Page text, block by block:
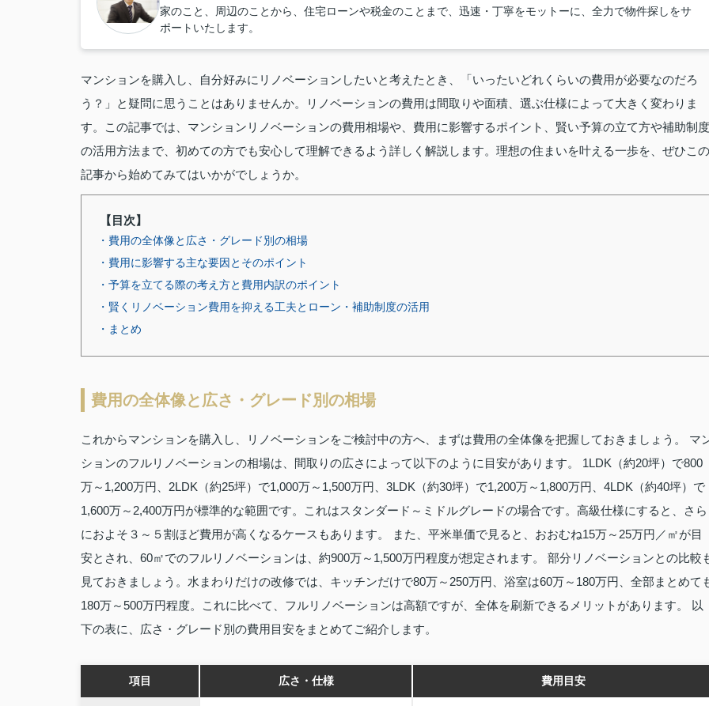
家のこと、周辺のことから、住宅ローンや税金のことまで、迅速・丁寧をモットーに、全力で物件探しをサ
ポートいたします。
マンションを購入し、自分好みにリノベーションしたいと考えたとき、「いったいどれくらいの費用が必要なのだろ
う？」と疑問に思うことはありませんか。リノベーションの費用は間取りや面積、選ぶ仕様によって大きく変わりま
す。この記事では、マンションリノベーションの費用相場や、費用に影響するポイント、賢い予算の立て方や補助制度
の活用方法まで、初めての方でも安心して理解できるよう詳しく解説します。理想の住まいを叶える一歩を、ぜひこの
記事から始めてみてはいかがでしょうか。
【目次】
・費用の全体像と広さ・グレード別の相場
・費用に影響する主な要因とそのポイント
・予算を立てる際の考え方と費用内訳のポイント
・賢くリノベーション費用を抑える工夫とローン・補助制度の活用
・まとめ
費用の全体像と広さ・グレード別の相場
これからマンションを購入し、リノベーションをご検討中の方へ、まずは費用の全体像を把握しておきましょう。 マ
ションのフルリノベーションの相場は、間取りの広さによって以下のように目安があります。 1LDK（約20坪）で800
万～1,200万円、2LDK（約25坪）で1,000万～1,500万円、3LDK（約30坪）で1,200万～1,800万円、4LDK（約40坪）で
1,600万～2,400万円が標準的な範囲です。これはスタンダード～ミドルグレードの場合です。高級仕様にすると、さら
におよそ３～５割ほど費用が高くなるケースもあります。 また、平米単価で見ると、おおむね15万～25万円／㎡が目
安とされ、60㎡でのフルリノベーションは、約900万～1,500万円程度が想定されます。 部分リノベーションとの比較
見ておきましょう。水まわりだけの改修では、キッチンだけで80万～250万円、浴室は60万～180万円、全部まとめて
180万～500万円程度。これに比べて、フルリノベーションは高額ですが、全体を刷新できるメリットがあります。 以
下の表に、広さ・グレード別の費用目安をまとめてご紹介します。
項目 広さ・仕様 費用目安